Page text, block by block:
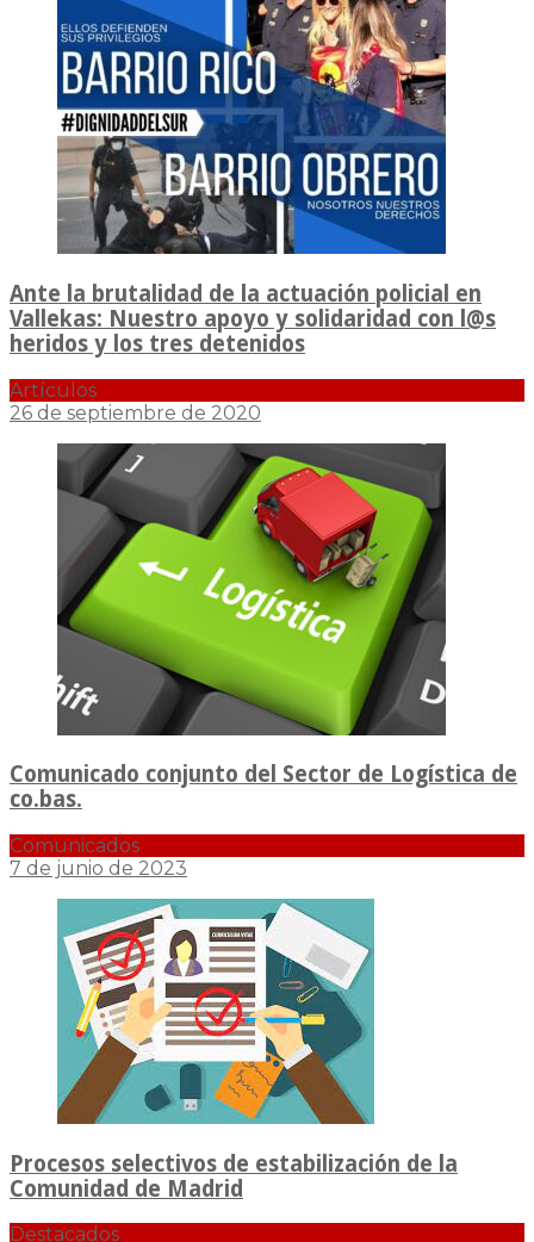
Ante la brutalidad de la actuación policial en
Vallekas: Nuestro apoyo y solidaridad con l@s
heridos y los tres detenidos
Artículos
26 de septiembre de 2020
Comunicado conjunto del Sector de Logística de
co.bas.
Comunicados
7 de junio de 2023
Procesos selectivos de estabilización de la
Comunidad de Madrid
Destacados